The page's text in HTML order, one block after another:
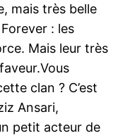
mais très belle
: les
Mais leur très
clan ? C’est
Ansari,
petit acteur de